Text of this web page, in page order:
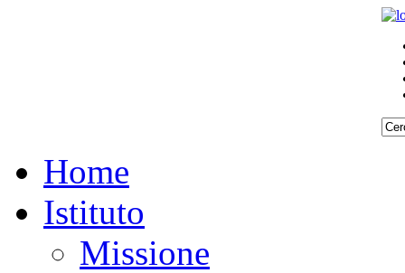
Home
Istituto
Missione